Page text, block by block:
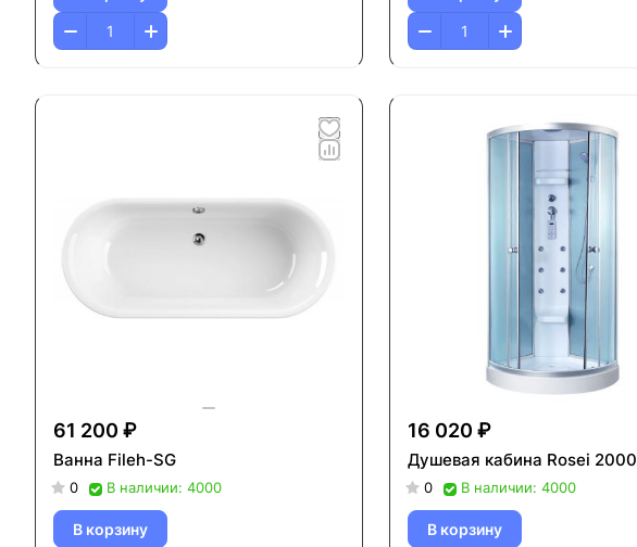
61 200 ₽
Ванна Fileh-SG
0 В наличии: 4000
В корзину
16 020 ₽
Душевая кабина Rosei 2000
0 В наличии: 4000
В корзину